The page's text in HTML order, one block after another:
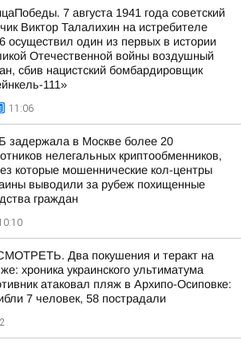
7 августа 1941 года советский
Виктор Талалихин на истребителе
осуществил один из первых в истории
Отечественной войны воздушный
сбив нацистский бомбардировщик
111»
11:06
задержала в Москве более 20
нелегальных криптообменников,
которые мошеннические кол-центры
выводили за рубеж похищенные
граждан
Два покушения и теракт на
хроника украинского ультиматума
атаковал пляж в Архипо-Осиповке:
7 человек, 58 пострадали